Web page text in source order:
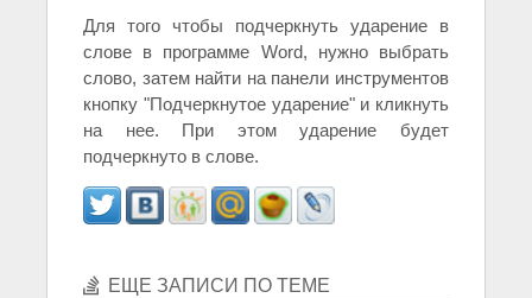
Для того чтобы подчеркнуть ударение в
слове в программе Word, нужно выбрать
слово, затем найти на панели инструментов
кнопку "Подчеркнутое ударение" и кликнуть
на нее. При этом ударение будет
подчеркнуто в слове.
ЕЩЕ ЗАПИСИ ПО ТЕМЕ